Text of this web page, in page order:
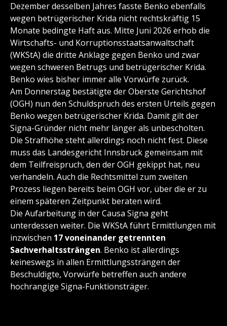
Dezember desselben Jahres fasste Benko ebenfalls
wegen betrügerischer Krida nicht rechtskräftig 15
Monate bedingte Haft aus. Mitte Juni 2026 erhob die
Wirtschafts- und Korruptionsstaatsanwaltschaft
(WKStA) die dritte Anklage gegen Benko und zwar
wegen schweren Betrugs und betrügerischer Krida.
Benko wies bisher immer alle Vorwürfe zurück.
Am Donnerstag bestätigte der Oberste Gerichtshof
(OGH) nun den Schuldspruch des ersten Urteils gegen
Benko wegen betrügerischer Krida. Damit gilt der
Signa-Gründer nicht mehr länger als unbescholten.
Die Strafhöhe steht allerdings noch nicht fest. Diese
muss das Landesgericht Innsbruck gemeinsam mit
dem Teilfreispruch, den der OGH gekippt hat, neu
verhandeln. Auch die Rechtsmittel zum zweiten
Prozess liegen bereits beim OGH vor, über die er zu
einem späteren Zeitpunkt beraten wird.
Die Aufarbeitung in der Causa Signa geht
unterdessen weiter. Die WKStA führt Ermittlungen mit
inzwischen 17 voneinander getrennten
Sachverhaltssträngen. Benko ist allerdings
keineswegs in allen Ermittlungssträngen der
Beschuldigte, Vorwürfe betreffen auch andere
hochrangige Signa-Funktionsträger.